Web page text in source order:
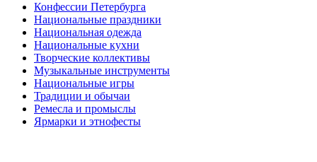
Конфессии Петербурга
Национальные праздники
Национальная одежда
Национальные кухни
Творческие коллективы
Музыкальные инструменты
Национальные игры
Традиции и обычаи
Ремесла и промыслы
Ярмарки и этнофесты